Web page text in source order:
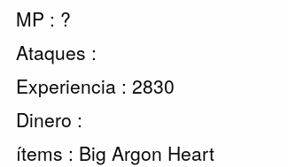
MP : ?
Ataques :
Experiencia : 2830
Dinero :
ítems : Big Argon Heart